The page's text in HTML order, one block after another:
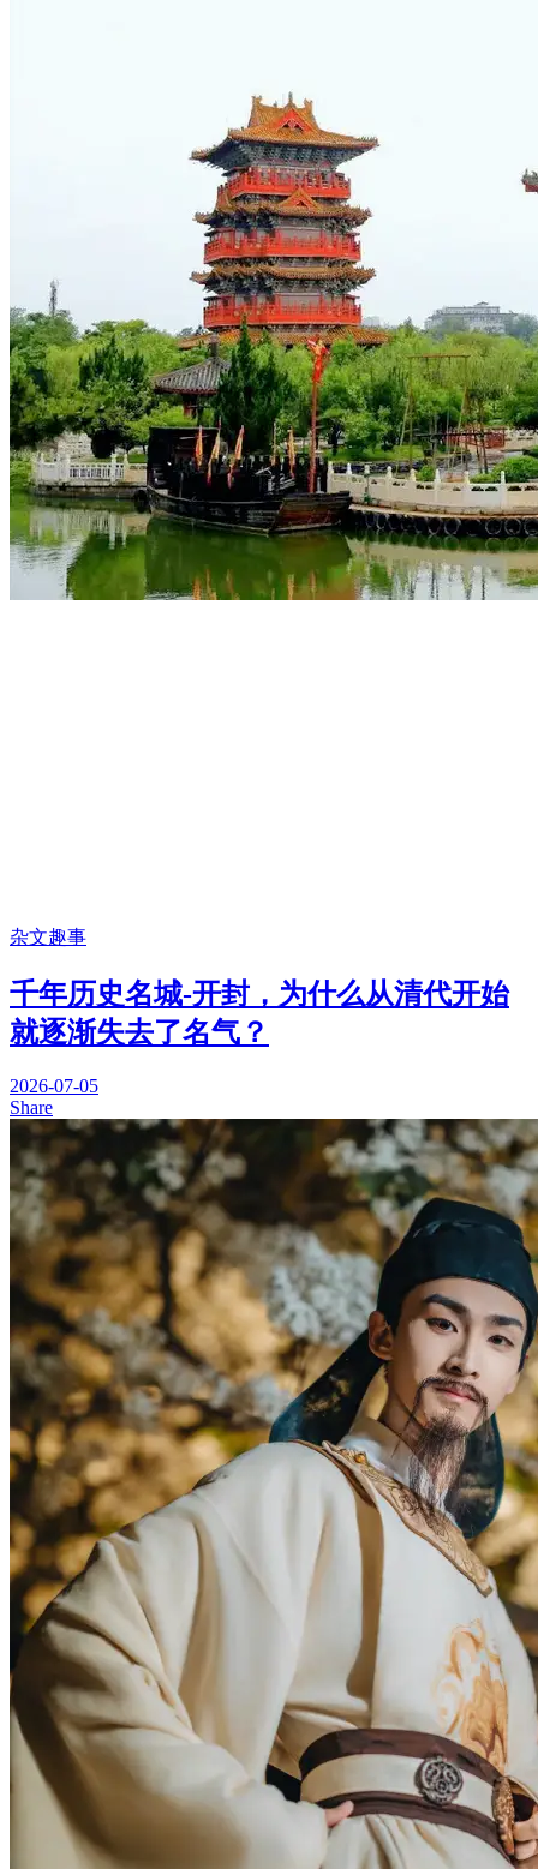
杂文趣事
千年历史名城-开封，为什么从清代开始
就逐渐失去了名气？
2026-07-05
Share